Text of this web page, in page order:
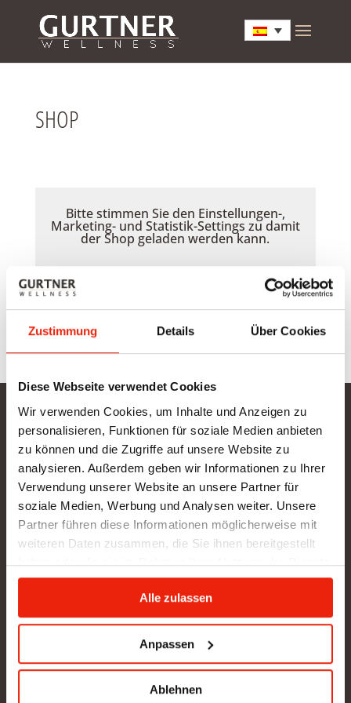
Zustimmung Details Über Cookies
Diese Webseite verwendet Cookies
Wir verwenden Cookies, um Inhalte und Anzeigen zu
personalisieren, Funktionen für soziale Medien anbieten
zu können und die Zugriffe auf unsere Website zu
analysieren. Außerdem geben wir Informationen zu Ihrer
Verwendung unserer Website an unsere Partner für
soziale Medien, Werbung und Analysen weiter. Unsere
Partner führen diese Informationen möglicherweise mit
weiteren Daten zusammen, die Sie ihnen bereitgestellt
haben oder die sie im Rahmen Ihrer Nutzung der Dienste
gesammelt haben.
Alle zulassen
Anpassen
Ablehnen
SHOP
Bitte stimmen Sie den Einstellungen-,
Marketing- und Statistik-Settings zu damit
der Shop geladen werden kann.
Gurtner Wellness GmbH
SHOWROOM NEU: in Arbeit - wir bitten um etwas
Geduld
BÜRO (kein Kundenverkehr):
Gunzing 57
4923 Lohnsburg
office@gurtner-infrarot.at
Anfrage senden